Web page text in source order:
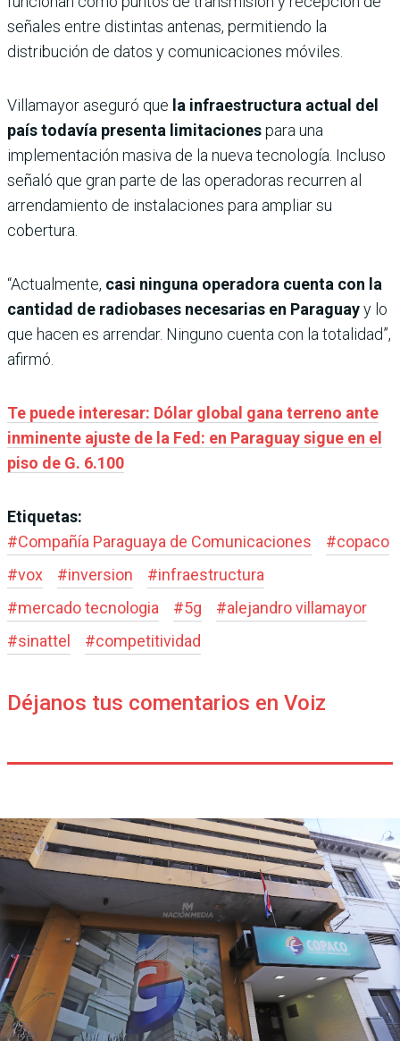
señales entre distintas antenas, permitiendo la
distribución de datos y comunicaciones móviles.
Villamayor aseguró que la infraestructura actual del
país todavía presenta limitacionespara una
implementación masiva de la nueva tecnología. Incluso
señaló que gran parte de las operadoras recurren al
arrendamiento de instalaciones para ampliar su
cobertura.
“Actualmente, casi ninguna operadora cuenta con la
cantidad de radiobases necesarias en Paraguayy lo
que hacen es arrendar. Ninguno cuenta con la totalidad”,
afirmó.
Te puede interesar: Dólar global gana terreno ante
inminente ajuste de la Fed: en Paraguay sigue en el
piso de G. 6.100
Etiquetas:
#Compañía Paraguaya de Comunicaciones #copaco
#vox #inversion #infraestructura
#mercado tecnologia #5g #alejandro villamayor
#sinattel #competitividad
Déjanos tus comentarios en Voiz